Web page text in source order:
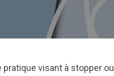
visant à stopper ou